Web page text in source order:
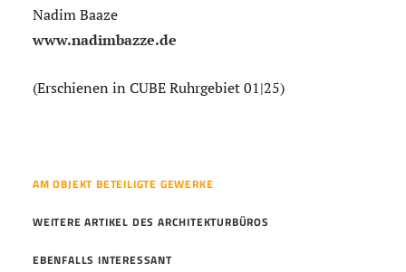
Nadim Baaze
www.nadimbazze.de
(Erschienen in CUBE Ruhrgebiet 01|25)
AM OBJEKT BETEILIGTE GEWERKE
WEITERE ARTIKEL DES ARCHITEKTURBÜROS
EBENFALLS INTERESSANT